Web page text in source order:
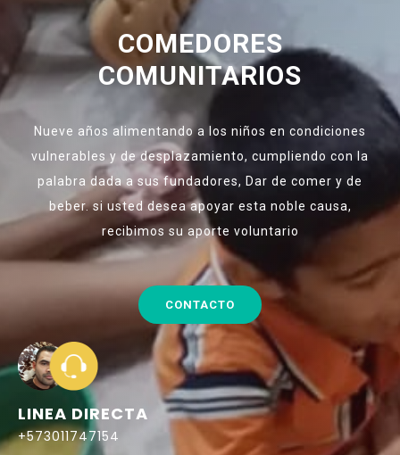
COMEDORES
COMUNITARIOS
Nueve años alimentando a los niños en condiciones
vulnerables y de desplazamiento, cumpliendo con la
palabra dada a sus fundadores, Dar de comer y de
beber. si usted desea apoyar esta noble causa,
recibimos su aporte voluntario
CONTACTO
LINEA DIRECTA
+573011747154